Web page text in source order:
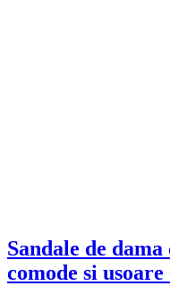
Sandale de
comode si